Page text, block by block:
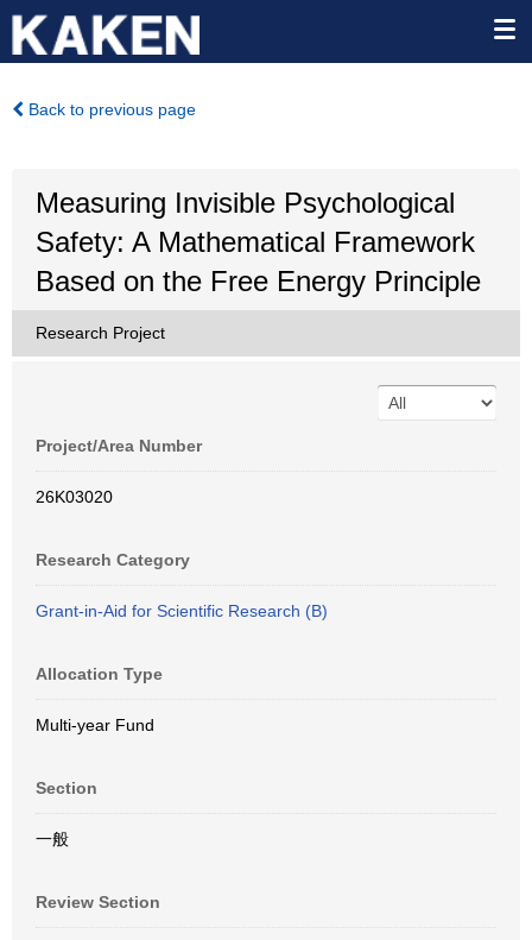
Back to previous page
Measuring Invisible Psychological
Safety: A Mathematical Framework
Based on the Free Energy Principle
Research Project
Project/Area Number
26K03020
Research Category
Grant-in-Aid for Scientific Research (B)
Allocation Type
Multi-year Fund
Section
一般
Review Section